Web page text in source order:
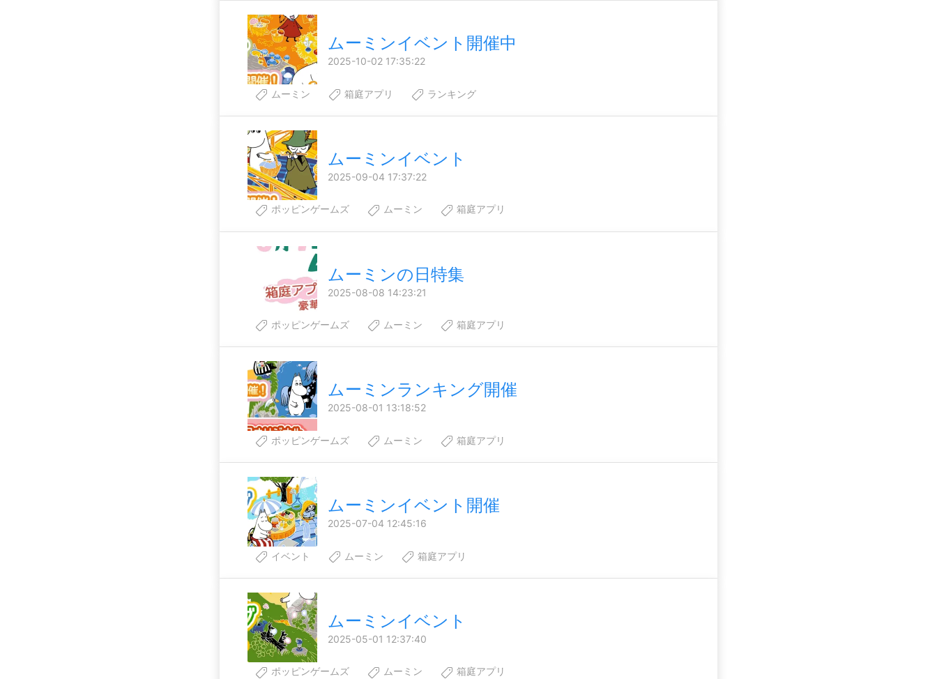
ムーミンイベント開催中
2025-10-02 17:35:22
ムーミン 箱庭アプリ ランキング
ムーミンイベント
2025-09-04 17:37:22
ポッピンゲームズ ムーミン 箱庭アプリ
ムーミンの日特集
2025-08-08 14:23:21
ポッピンゲームズ ムーミン 箱庭アプリ
ムーミンランキング開催
2025-08-01 13:18:52
ポッピンゲームズ ムーミン 箱庭アプリ
ムーミンイベント開催
2025-07-04 12:45:16
イベント ムーミン 箱庭アプリ
ムーミンイベント
2025-05-01 12:37:40
ポッピンゲームズ ムーミン 箱庭アプリ